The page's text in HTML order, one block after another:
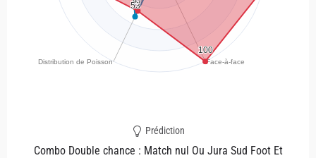
Prédiction
Combo Double chance : Match nul Ou Jura Sud Foot Et